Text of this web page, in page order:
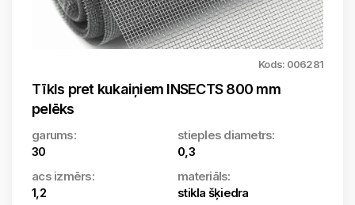
Kods: 006281
Tīkls pret kukaiņiem INSECTS 800 mm
pelēks
garums:
30
stieples diametrs:
0,3
acs izmērs:
1,2
materiāls:
stikla šķiedra